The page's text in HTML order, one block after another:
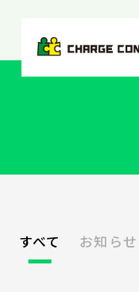
すべて お知らせ